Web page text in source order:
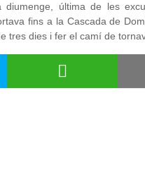
última de les
fins a la Cascada de
tres dies i fer el camí de